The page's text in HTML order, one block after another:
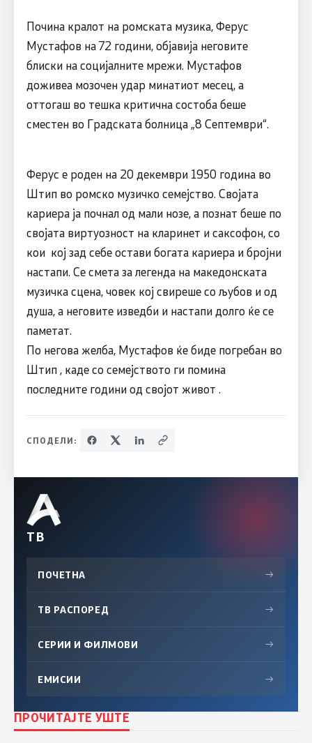
Почина кралот на ромската музика, Ферус
Мустафов на 72 години, објавија неговите
блиски на социјалните мрежи. Мустафов
доживеа мозочен удар минатиот месец, а
оттогаш во тешка критична состоба беше
сместен во Градската болница „8 Септември“.
Ферус е роден на 20 декември 1950 година во
Штип во ромско музичко семејство. Својата
кариера ја почнал од мали нозе, а познат беше по
својата виртуозност на кларинет и саксофон, со
кои кој зад себе остави богата кариера и бројни
настапи. Се смета за легенда на македонската
музичка сцена, човек кој свиреше со љубов и од
душа, а неговите изведби и настапи долго ќе се
паметат.
По негова желба, Мустафов ќе биде погребан во
Штип , каде со семејството ги помина
последните години од својот живот .
СПОДЕЛИ:
ТВ
ПОЧЕТНА →
ТВ РАСПОРЕД →
СЕРИИ И ФИЛМОВИ →
ЕМИСИИ →
ПРОЧИТАЈТЕ УШТЕ